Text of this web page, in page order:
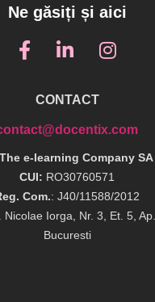
Ne găsiți și aici
CONTACT
e-learning Company SA
CUI: RO30760571
Com.: J40/11588/2012
Nicolae Iorga, Nr. 3, Et. 5,
Bucuresti